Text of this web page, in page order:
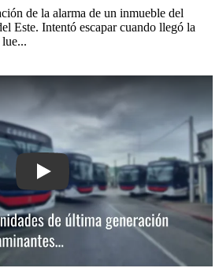
de la alarma de un inmueble del
Este. Intentó escapar cuando llegó la
Play: Codesa incorporó 5 unidades